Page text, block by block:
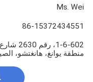
Ms. Wei
86-15372434551
1-6-602،
منطقة يوانغ، هانغتشو،